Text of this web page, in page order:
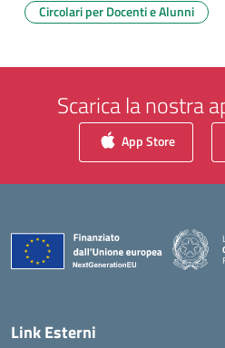
Circolari per Docenti e Alunni
Scarica la nostra
App Store
Link Esterni